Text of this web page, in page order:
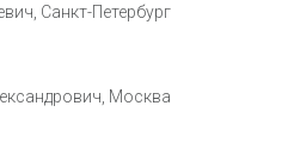
Санкт-Петербург
Москва